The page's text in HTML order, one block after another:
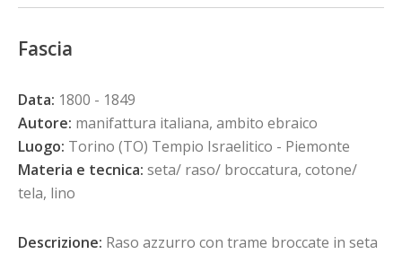
Fascia
Data: 1800 - 1849
Autore: manifattura italiana, ambito ebraico
Luogo: Torino (TO) Tempio Israelitico - Piemonte
Materia e tecnica: seta/ raso/ broccatura, cotone/
tela, lino
Descrizione: Raso azzurro con trame broccate in seta